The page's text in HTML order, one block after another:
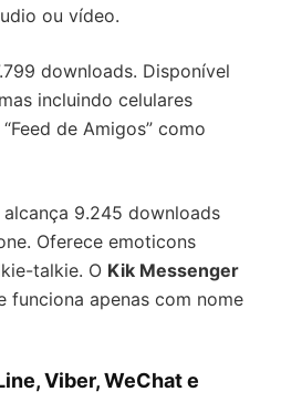
ou vídeo.
downloads. Disponível
incluindo celulares
de Amigos” como
alcança 9.245 downloads
Oferece emoticons
talkie. O Kik Messenger
funciona apenas com nome
Viber, WeChat e